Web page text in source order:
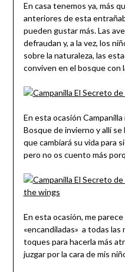
En casa tenemos ya, más
anteriores de esta
pueden gustar más. Las
defraudan y, a la vez, los
sobre la naturaleza, las
conviven en el bosque con
En esta ocasión
Bosque de invierno y allí
que cambiará su vida para
pero no os cuento más
En esta ocasión, me
«encandiladas» a todas
toques para hacerla más
juzgar por la cara de mis